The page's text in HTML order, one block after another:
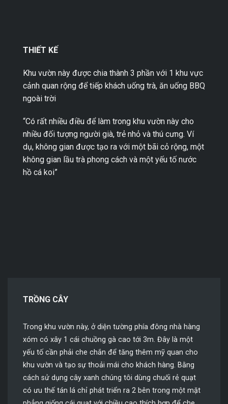
THIẾT KẾ
Khu vườn này được chia thành 3 phần với 1 khu vực
cảnh quan rộng để tiếp khách uống trà, ăn uống BBQ
ngoài trời
“Có rất nhiều điều để làm trong khu vườn này cho
nhiều đối tượng người già, trẻ nhỏ và thú cưng. Ví
dụ, không gian được tạo ra với một bãi cỏ rộng, một
không gian lầu trà phong cách và một yếu tố nước
hồ cá koi”
TRỒNG CÂY
Trong khu vườn này, ở diện tường phía đông nhà hàng
xóm có xây 1 cái chuồng gà cao tới 3m. Đây là một
yếu tố cần phải che chắn để tăng thêm mỹ quan cho
khu vườn và tạo sự thoải mái cho khách hàng. Bằng
cách sử dụng cây xanh chúng tôi dùng chuối rẻ quạt
có ưu thế tán lá chỉ phát triển ra 2 bên trong một mặt